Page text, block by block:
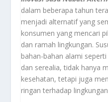
dalam beberapa tahun
menjadi alternatif yang
konsumen yang mencari
dan ramah lingkungan.
bahan-bahan alami
dan serealia, tidak hanya
kesehatan, tetapi juga
ringan terhadap